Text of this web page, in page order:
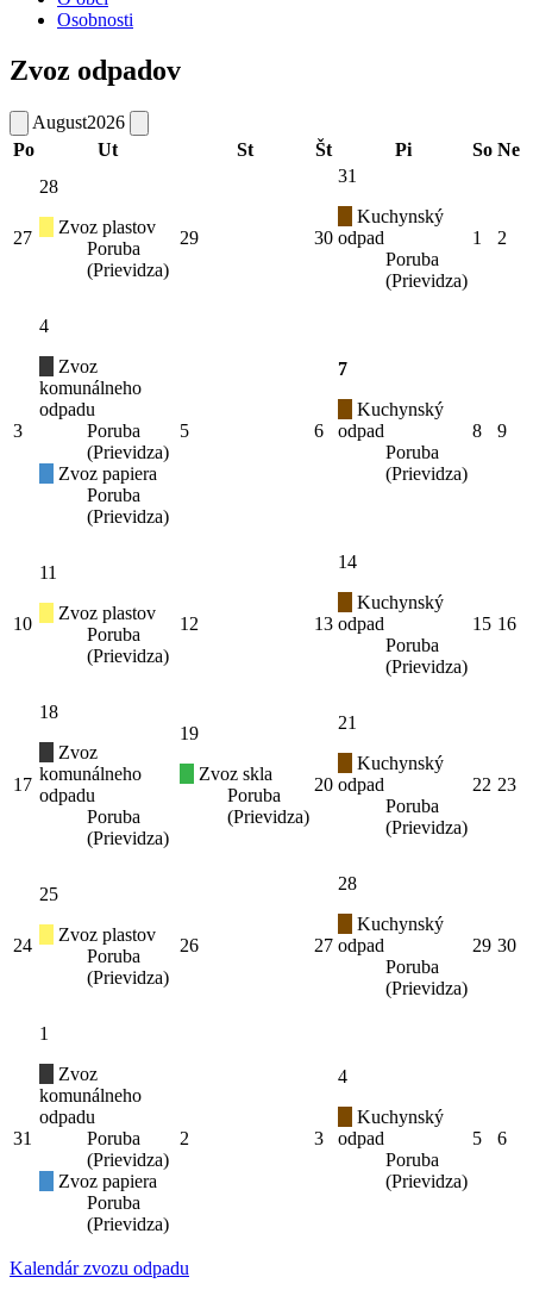
Osobnosti
Zvoz odpadov
August2026
Po
Ut St Št Pi So Ne
27
28
Zvoz plastov
Poruba
(Prievidza)
29 30
31
Kuchynský
odpad
Poruba
(Prievidza)
1 2
3
4
Zvoz
komunálneho
odpadu
Poruba
(Prievidza)
Zvoz papiera
Poruba
(Prievidza)
5 6
7
Kuchynský
odpad
Poruba
(Prievidza)
8 9
10
11
Zvoz plastov
Poruba
(Prievidza)
12 13
14
Kuchynský
odpad
Poruba
(Prievidza)
15 16
17
18
Zvoz
komunálneho
odpadu
Poruba
(Prievidza)
19
Zvoz skla
Poruba
(Prievidza)
20
21
Kuchynský
odpad
Poruba
(Prievidza)
22 23
24
25
Zvoz plastov
Poruba
(Prievidza)
26 27
28
Kuchynský
odpad
Poruba
(Prievidza)
29 30
31
1
Zvoz
komunálneho
odpadu
Poruba
(Prievidza)
Zvoz papiera
Poruba
(Prievidza)
2 3
4
Kuchynský
odpad
Poruba
(Prievidza)
5 6
Kalendár zvozu odpadu